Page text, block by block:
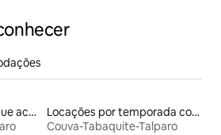
Aluguéis de espaços que aceitam animais de estimação
Locações por temporada com piscina
Couva-Tabaquite-Talparo